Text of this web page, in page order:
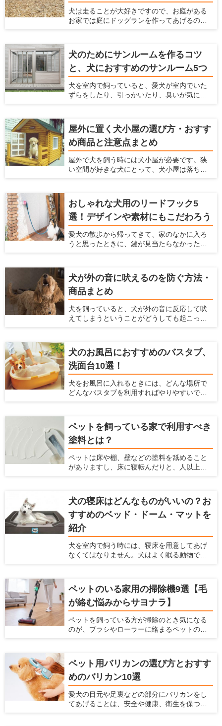
に交換しなくてはならないことも多いです
し、家中にペットの臭いが漂うという状態に
なってしまいます。これらの悩みを解消する
すすめの壁紙」を紹介するとともに、壁紙を
変えるための方法について解説します。
犬は走ることが大好きですので、お庭がある
お家では庭にドッグランを作ってあげるのが
て、ドッグランのメリットや作り方、どんな
素材や設備を利用すればいいかまで解説しま
す。 犬を飼うのに最適な住宅を推進する「愛
犬家住宅」だからこそ知っている、ドッグラ
ンの情報を紹介しているのでぜひ参考にして
くださいね！
犬のためにサンルームを作るコツ
と、犬におすすめのサンルーム5つ
犬を室内で飼っていると、愛犬が室内でいた
ずらをしたり、引っかいたり、臭いが気に
方法として、サンルームをペットスペースに
する方法があります。愛犬がふだん生活する
スペースとして、サンルームを利用すること
で様々なメリットがあります。 愛犬家住宅で
は、日々多くのメーカーの製品をチェックを
することで、愛犬が暮らしやすいサンルーム
対して、サンルームのメリットやサンルーム
を設置するときに気をつけるポイント、おす
すめのメーカーなどを紹介いたします。
屋外に置く犬小屋の選び方・おすす
め商品と注意点まとめ
屋外で犬を飼う時には犬小屋が必要です。狭
い空間が好きな犬にとって、犬小屋は落ち着
快適に過ごせるだけでなく、衛星面やお手入
れなど飼い主にとっても快適なものを選ぶの
がおすすめ。 ここでは、愛犬の犬小屋をどう
やって選んだらいいかわからない人、デザイ
ンや機能からおすすめの犬小屋を探している
人に、おすすめの犬小屋を紹介しようと思い
おしゃれな犬用のリードフック5
選！デザインや素材にもこだわろう
愛犬の散歩から帰ってきて、家のなかに入ろ
うと思ったときに、鍵が見当たらなかったと
ワンちゃんが走り回ってしまったということ
もあるのではないでしょうか？ 玄関の脇に
リードフックがあれば、リードフックにリー
ドをかけることで両手を空けられ、そんな事
態を避けられます。 ここでは、設置しておけ
ばとても便利なリードフックやおすすめリー
犬が外の音に吠えるのを防ぐ方法・
商品まとめ
犬を飼っていると、犬が外の音に反応して吠
えてしまうということがどうしても起こって
れません。 ですが、犬が外の音に反応して吠
えるのをなるべく抑える方法があります。こ
こでは、犬が外の音に反応して吠えてしまう
のを防ぐ方法、商品を紹介します。
犬のお風呂におすすめのバスタブ、
洗面台10選！
犬をお風呂に入れるときには、どんな場所で
どんなバスタブを利用すればやりやすいで
お風呂の選び方、おすすめの犬用のバスタブ
や洗面台を紹介します。 また、犬をお風呂に
入れる方法や注意点などは、「犬のお風呂の
入れ方を解説！お風呂場のポイントも【初心
者向け】」の記事で解説していますので、は
じめての方は参考にしてみてくださいね。
ペットを飼っている家で利用すべき
塗料とは？
ペットは床や棚、壁などの塗料を舐めること
がありますし、床に寝転んだりと、人以上に
なっているので、体に悪影響がある塗料はで
きるだけ避けなくてはなりません。それだけ
でなく、塗料は耐久性、メンテナンス性、安
全性などを考慮する必要があります。 ここで
は、塗料の役割や種類、特徴、ペットを飼っ
ている家に利用すべき塗料を紹介します。
犬の寝床はどんなものがいいの？お
すすめのベッド・ドーム・マットを
紹介
犬を室内で飼う時には、寝床を用意してあげ
なくてはなりません。犬はよく眠る動物です
マット、サークルなど、たくさんのペット用
の寝床が販売されています。愛犬家住宅で
は、犬が快適な寝床に関しての情報を日々
チェックしています。 ここでは犬用の寝床を
作りたいけど、どんなものを選んだらよい
か、どんな場所に設置したらよいかわからな
床を置くのがよいのかなど、幅広い情報をま
とめましたので参考にしてください。
ペットのいる家用の掃除機9選【毛
が絡む悩みからサヨナラ】
ペットを飼っている方が掃除のとき気になる
のが、ブラシやローラーに絡まるペットの抜
く故障の原因となります。 掃除機のみなら
ず、お掃除ワイパーや粘着ローラーを駆使し
て抜け毛対策に日々奮闘されている方も多い
ことだと思います。もし、ペットの毛が絡み
にくい掃除機があれば、毎日のお掃除がラク
になると思いませんか？ 本記事では、ペット
ペット用バリカンの選び方とおすす
めのバリカン10選
愛犬の目元や足裏などの部分にバリカンをし
てあげることは、安全や健康、衛生を保つた